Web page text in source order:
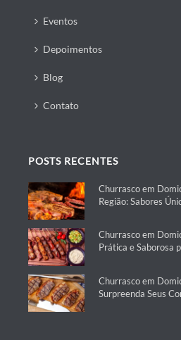
Eventos
Depoimentos
Blog
Contato
POSTS RECENTES
Churrasco em
Região: Sabores
Churrasco em
Prática e Saborosa
Churrasco em
Surpreenda Seus